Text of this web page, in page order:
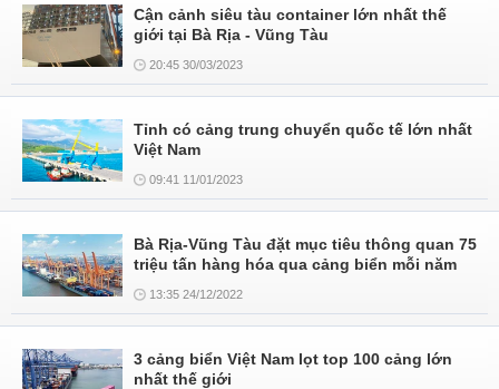
Cận cảnh siêu tàu container lớn nhất thế
giới tại Bà Rịa - Vũng Tàu
20:45 30/03/2023
Tỉnh có cảng trung chuyển quốc tế lớn nhất
Việt Nam
09:41 11/01/2023
Bà Rịa-Vũng Tàu đặt mục tiêu thông quan 75
triệu tấn hàng hóa qua cảng biển mỗi năm
13:35 24/12/2022
3 cảng biển Việt Nam lọt top 100 cảng lớn
nhất thế giới